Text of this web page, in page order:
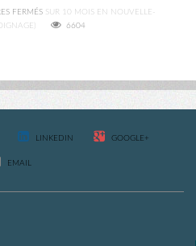
FERMÉS SUR 10 MOIS EN NOUVELLE-
6604
LINKEDIN GOOGLE+
EMAIL